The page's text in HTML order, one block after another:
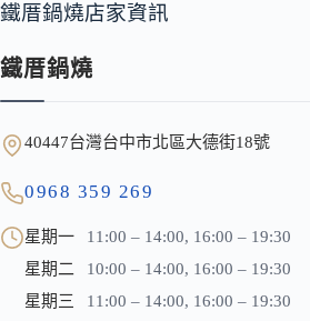
鐵厝鍋燒店家資訊
鐵厝鍋燒
40447台灣台中市北區大德街18號
0968 359 269
星期一
11:00 – 14:00, 16:00 – 19:30
星期二
10:00 – 14:00, 16:00 – 19:30
星期三
11:00 – 14:00, 16:00 – 19:30